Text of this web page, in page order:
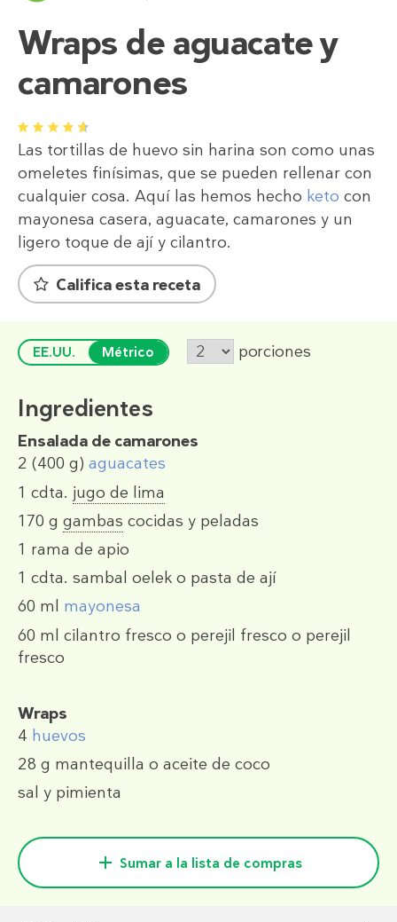
Wraps de aguacate y
camarones
1 2 3 4 5
Las tortillas de huevo sin harina son como unas
omeletes finísimas, que se pueden rellenar con
cualquier cosa. Aquí las hemos hecho keto con
mayonesa casera, aguacate, camarones y un
ligero toque de ají y cilantro.
Califica esta receta
EE.UU. Métrico porciones
Ingredientes
Ensalada de camarones
2 (400 g) aguacates
1 cdta. jugo de lima
170 g gambas cocidas y peladas
1 rama de apio
1 cdta. sambal oelek o pasta de ají
60 ml mayonesa
60 ml cilantro fresco o perejil fresco o perejil
fresco
Wraps
4 huevos
28 g mantequilla o aceite de coco
sal y pimienta
Sumar a la lista de compras